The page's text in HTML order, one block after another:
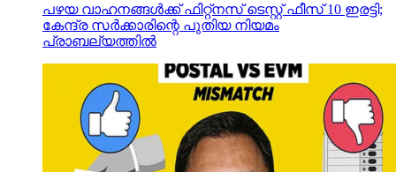
പഴയ വാഹനങ്ങള്‍ക്ക് ഫിറ്റ്‌നസ് ടെസ്റ്റ് ഫീസ് 10 ഇരട്ടി;
കേന്ദ്ര സര്‍ക്കാരിന്റെ പുതിയ നിയമം
പ്രാബല്യത്തില്‍